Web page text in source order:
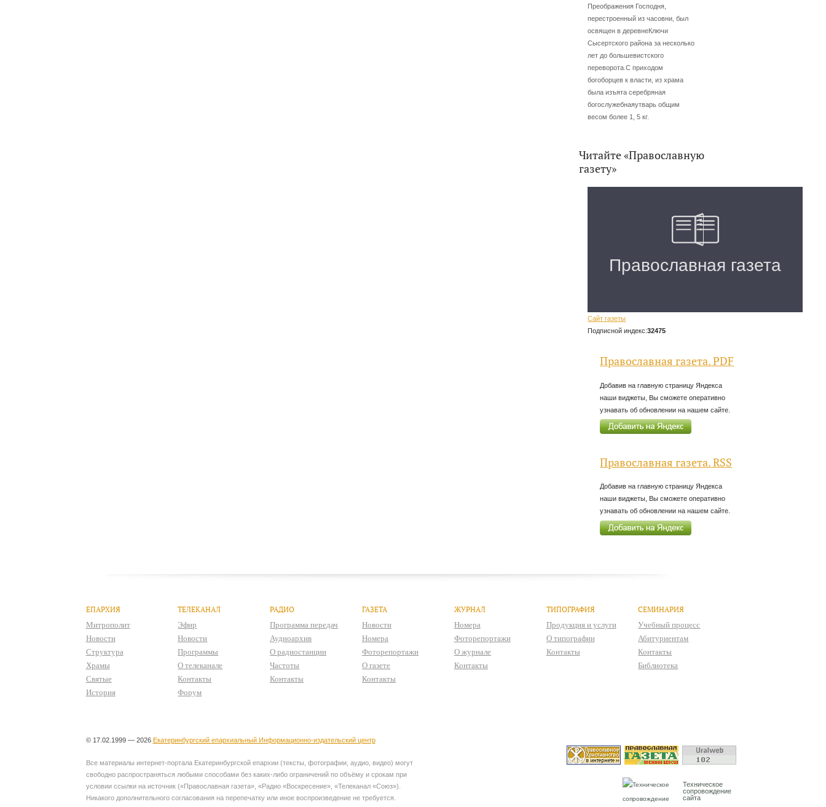
Преображения Господня,
перестроенный из часовни, был
освящен в деревнеКлючи
Сысертского района за несколько
лет до большевистского
переворота.С приходом
богоборцев к власти, из храма
была изъята серебряная
богослужебнаяутварь общим
весом более 1, 5 кг.
Читайте «Православную
газету»
Сайт газеты
Подписной индекс:32475
Православная газета. PDF
Добавив на главную страницу Яндекса
наши виджеты, Вы сможете оперативно
узнавать об обновлении на нашем сайте.
Православная газета. RSS
Добавив на главную страницу Яндекса
наши виджеты, Вы сможете оперативно
узнавать об обновлении на нашем сайте.
ЕПАРХИЯ
Митрополит
Новости
Структура
Храмы
Святые
История
ТЕЛЕКАНАЛ
Эфир
Новости
Программы
О телеканале
Контакты
Форум
РАДИО
Программа передач
Аудиоархив
О радиостанции
Частоты
Контакты
ГАЗЕТА
Новости
Номера
Фоторепортажи
О газете
Контакты
ЖУРНАЛ
Номера
Фоторепортажи
О журнале
Контакты
ТИПОГРАФИЯ
Продукция и услуги
О типографии
Контакты
СЕМИНАРИЯ
Учебный процесс
Абитуриентам
Контакты
Библиотека
© 17.02.1999 — 2026 Екатеринбургский епархиальный Информационно-издательский центр
Все материалы интернет-портала Екатеринбургской епархии (тексты, фотографии, аудио, видео) могут
свободно распространяться любыми способами без каких-либо ограничений по объёму и срокам при
условии ссылки на источник («Православная газета», «Радио «Воскресение», «Телеканал «Союз»).
Никакого дополнительного согласования на перепечатку или иное воспроизведение не требуется.
Техническое
сопровождение
сайта